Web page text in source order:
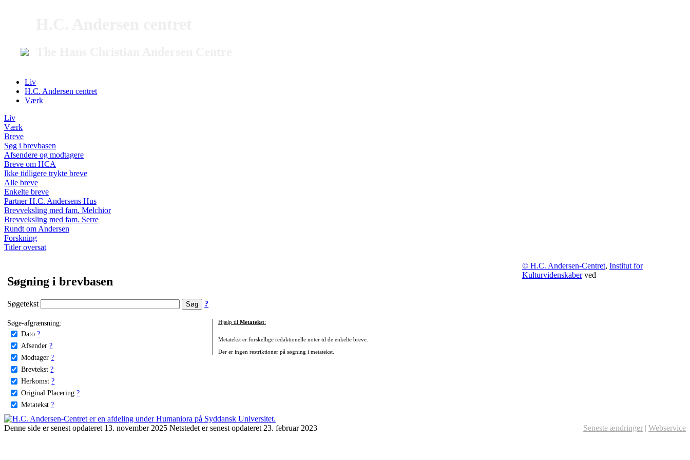
Liv
H.C. Andersen centret
Værk
Liv
Værk
Breve
Søg i brevbasen
Afsendere og modtagere
Breve om HCA
Ikke tidligere trykte breve
Alle breve
Enkelte breve
Partner H.C. Andersens Hus
Brevveksling med fam. Melchior
Brevveksling med fam. Serre
Rundt om Andersen
Forskning
Titler oversat
Søgning i brevbasen
Søgetekst ?
Søge-afgrænsning:
Dato ?
Afsender ?
Modtager ?
Brevtekst ?
Herkomst ?
Original Placering ?
Metatekst ?
Hjælp til Metatekst:
Metatekst er forskellige redaktionelle noter til de enkelte breve.
Der er ingen restriktioner på søgning i metatekst.
© H.C. Andersen-Centret, Institut for
Kulturvidenskaberved
Denne side er senest opdateret 13. november 2025 Netstedet er senest opdateret 23. februar 2023 Seneste ændringer | Webservice